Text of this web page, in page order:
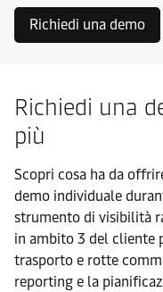
Richiedi una demo
Richiedi una
più
Scopri cosa ha da
demo individuale
strumento di visibilità
in ambito 3 del cliente
trasporto e rotte
reporting e la